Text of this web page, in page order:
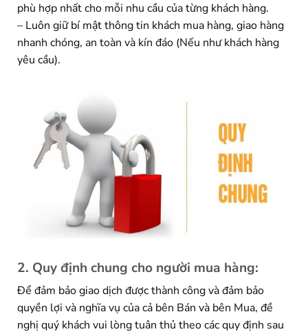
phù hợp nhất cho mỗi nhu cầu của từng khách hàng.
– Luôn giữ bí mật thông tin khách mua hàng, giao hàng
nhanh chóng, an toàn và kín đáo (Nếu như khách hàng
yêu cầu).
2. Quy định chung cho người mua hàng:
Để đảm bảo giao dịch được thành công và đảm bảo
quyền lợi và nghĩa vụ của cả bên Bán và bên Mua, đề
nghị quý khách vui lòng tuân thủ theo các quy định sau